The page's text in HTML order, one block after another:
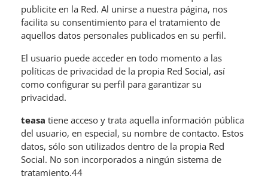
publicite en la Red. Al unirse a nuestra página, nos
facilita su consentimiento para el tratamiento de
aquellos datos personales publicados en su perfil.
El usuario puede acceder en todo momento a las
políticas de privacidad de la propia Red Social, así
como configurar su perfil para garantizar su
privacidad.
teasa tiene acceso y trata aquella información pública
del usuario, en especial, su nombre de contacto. Estos
datos, sólo son utilizados dentro de la propia Red
Social. No son incorporados a ningún sistema de
tratamiento.44